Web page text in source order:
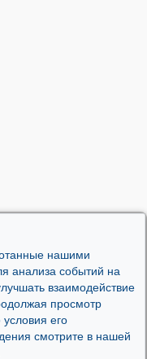
нашими
анализа событий на
взаимодействие
просмотр
его
смотрите в нашей